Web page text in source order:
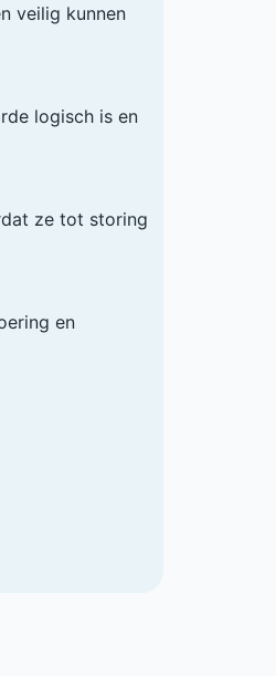
veilig kunnen
logisch is en
ze tot storing
en